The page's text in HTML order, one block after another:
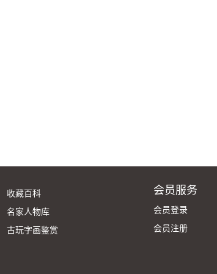
收藏百科
名家人物库
古玩字画鉴赏
会员服务
会员登录
会员注册